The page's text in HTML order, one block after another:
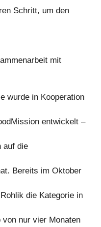
Schritt, um den
mit
wurde in Kooperation
entwickelt –
auf die
Bereits im Oktober
die Kategorie in
nur vier Monaten